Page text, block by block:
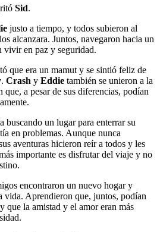
Sid.
justo a tiempo, y todos subieron al
alcanzara. Juntos, navegaron hacia un
vivir en paz y seguridad.
que era un mamut y se sintió feliz de
. Crash y Eddie también se unieron a la
a pesar de sus diferencias, podían
buscando un lugar para enterrar su
en problemas. Aunque nunca
aventuras hicieron reír a todos y les
importante es disfrutar del viaje y no
encontraron un nuevo hogar y
vida. Aprendieron que, juntos, podían
que la amistad y el amor eran más